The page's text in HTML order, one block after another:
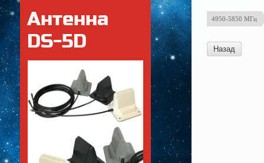
Антенна
DS-5D
4950-5850 МГц
Назад